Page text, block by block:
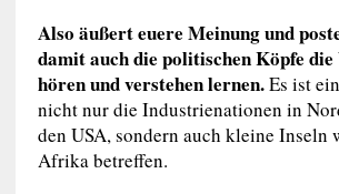
Also äußert euere Meinung und
damit auch die politischen Köpfe
hören und verstehen lernen.Es ist
nicht nur die Industrienationen in
den USA, sondern auch kleine Inseln
Afrika betreffen.